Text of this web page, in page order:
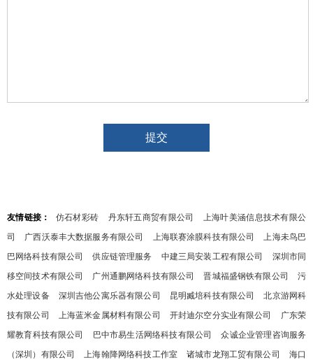
友情链接： 仿石材彩砖 丹东轩五商贸有限公司
上海叶美涵信息技术有限公
司
广西沃泰丰大数据服务有限公司 上海联赛涂膜科技有限公司
上海未鸟巴
巴网络科技有限公司
供应链管理服务 中建三局安装工程有限公司
深圳市同
移空间技术有限公司
广州通鹏网络科技有限公司 晋城福盛钢铁有限公司
污
水处理设备
深圳吉他公寓乐器有限公司 昆明臧培科技有限公司
北京游网科
技有限公司
上海蓝米金属材料有限公司 开封迪尔空分实业有限公司
广东荣
耀教育科技有限公司
巴中市易生活网络科技有限公司
众诚企业管理咨询服务
（深圳）有限公司
上海翰降网络科技工作室 诸城市龙翔工贸有限公司
海口